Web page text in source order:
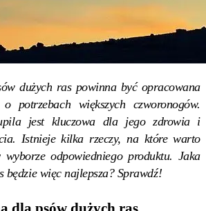
dużych ras powinna być opracowana
potrzebach większych czworonogów.
jest kluczowa dla jego zdrowia i
Istnieje kilka rzeczy, na które warto
odpowiedniego produktu. Jaka
będzie więc najlepsza? Sprawdź!